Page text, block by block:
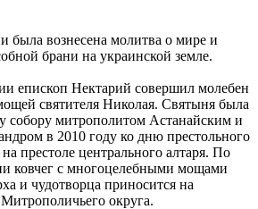
была вознесена молитва о мире и
брани на украинской земле.
епископ Нектарий совершил молебен
святителя Николая. Святыня была
собору митрополитом Астанайским и
в 2010 году ко дню престольного
престоле центрального алтаря. По
ковчег с многоцелебными мощами
и чудотворца приносится на
округа.